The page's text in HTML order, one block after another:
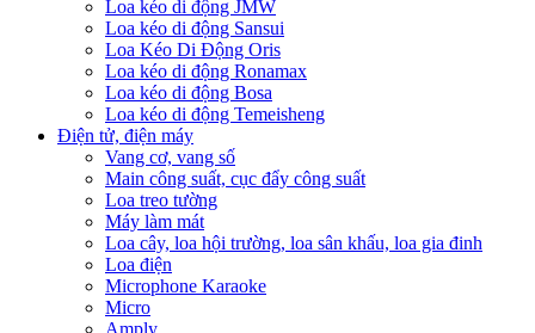
Loa kéo di động JMW
Loa kéo di động Sansui
Loa Kéo Di Động Oris
Loa kéo di động Ronamax
Loa kéo di động Bosa
Loa kéo di động Temeisheng
Điện tử, điện máy
Vang cơ, vang số
Main công suất, cục đẩy công suất
Loa treo tường
Máy làm mát
Loa cây, loa hội trường, loa sân khấu, loa gia đinh
Loa điện
Microphone Karaoke
Micro
Amply